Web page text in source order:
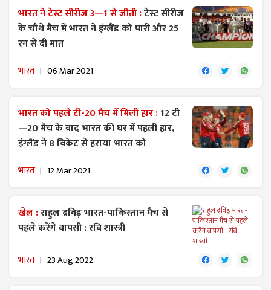
भारत ने टेस्ट सीरीज 3—1 से जीती :टेस्ट सीरीज
के चौथे मैच में भारत ने इंग्लैंड को पारी और 25
रन से दी मात
भारत 06 Mar 2021
भारत को पहले टी-20 मैच में मिली हार :12 टी
—20 मैच के बाद भारत की घर में पहली हार,
इंग्लैंड ने 8 विकेट से हराया भारत को
भारत 12 Mar 2021
खेल :राहुल द्रविड़ भारत-पाकिस्तान मैच से
पहले करेंगे वापसी : रवि शास्त्री
भारत 23 Aug 2022